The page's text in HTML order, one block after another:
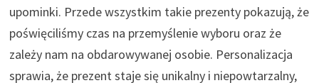
upominki. Przede wszystkim takie prezenty pokazują, że
poświęciliśmy czas na przemyślenie wyboru oraz że
zależy nam na obdarowywanej osobie. Personalizacja
sprawia, że prezent staje się unikalny i niepowtarzalny,